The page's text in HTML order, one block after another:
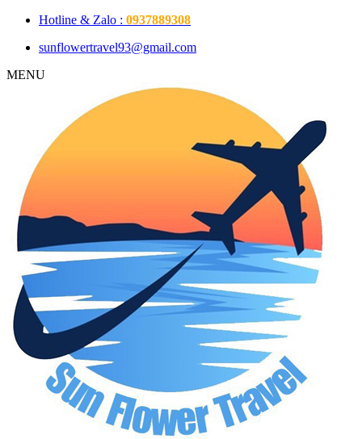
Hotline & Zalo : 0937889308
sunflowertravel93@gmail.com
MENU